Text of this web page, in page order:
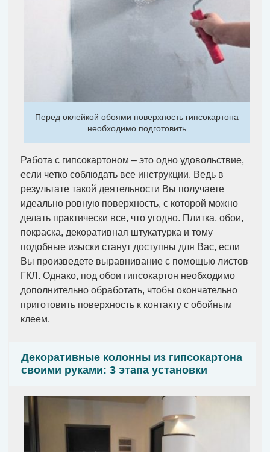
Перед оклейкой обоями поверхность гипсокартона
необходимо подготовить
Работа с гипсокартоном – это одно удовольствие,
если четко соблюдать все инструкции. Ведь в
результате такой деятельности Вы получаете
идеально ровную поверхность, с которой можно
делать практически все, что угодно. Плитка, обои,
покраска, декоративная штукатурка и тому
подобные изыски станут доступны для Вас, если
Вы произведете выравнивание с помощью листов
ГКЛ. Однако, под обои гипсокартон необходимо
дополнительно обработать, чтобы окончательно
приготовить поверхность к контакту с обойным
клеем.
Декоративные колонны из гипсокартона
своими руками: 3 этапа установки